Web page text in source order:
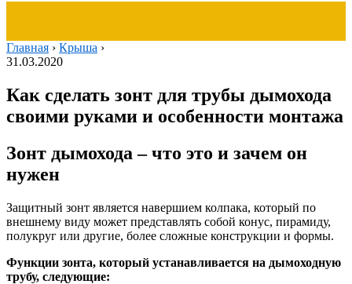
Главная › Крыша ›
31.03.2020
Как сделать зонт для трубы дымохода
своими руками и особенности монтажа
Зонт дымохода – что это и зачем он
нужен
Защитный зонт является навершием колпака, который по
внешнему виду может представлять собой конус, пирамиду,
полукруг или другие, более сложные конструкции и формы.
Функции зонта, который устанавливается на дымоходную
трубу, следующие: